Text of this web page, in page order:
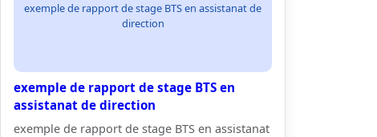
exemple de rapport de stage BTS en assistanat de
direction
exemple de rapport de stage BTS en
assistanat de direction
exemple de rapport de stage BTS en assistanat